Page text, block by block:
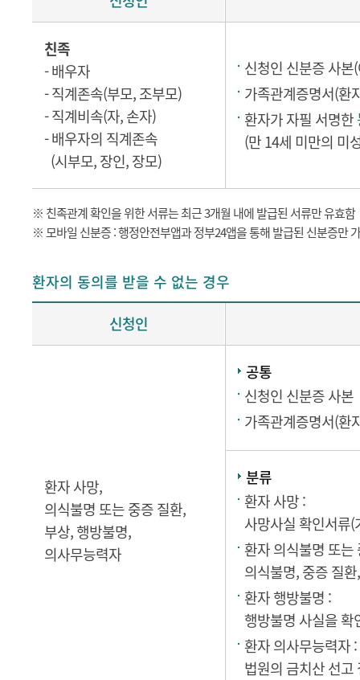
친족
- 배우자
- 직계존속(부모, 조부모)
- 직계비속(자, 손자)
- 배우자의 직계존속
(시부모, 장인, 장모)
신청인 신분증 사본
가족관계증명서(환
환자가 자필 서명한
(만 14세 미만의 미
※ 친족관계 확인을 위한 서류는 최근 3개월 내에 발급된 서류만 유효함
※ 모바일 신분증 : 행정안전부앱과 정부24앱을 통해 발급된 신분증만
환자의 동의를 받을 수 없는 경우
신청인
환자 사망,
의식불명 또는 중증 질환,
부상, 행방불명,
의사무능력자
공통
신청인 신분증 사본
가족관계증명서(환
분류
환자 사망 :
사망사실 확인서류
환자 의식불명 또는
의식불명, 중증 질
환자 행방불명 :
행방불명 사실을 확
환자 의사무능력자 :
법원의 금치산 선